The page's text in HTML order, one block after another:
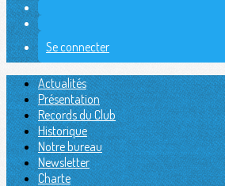
Se connecter
Actualités
Présentation
Records du Club
Historique
Notre bureau
Newsletter
Charte